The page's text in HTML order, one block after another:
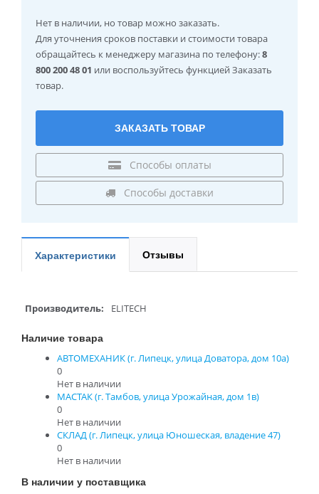
Нет в наличии, но товар можно заказать.
Для уточнения сроков поставки и стоимости товара
обращайтесь к менеджеру магазина по телефону:8
800 200 48 01 или воспользуйтесь функцией Заказать
товар.
ЗАКАЗАТЬ ТОВАР
Способы оплаты
Способы доставки
Характеристики Отзывы
Производитель: ELITECH
Наличие товара
АВТОМЕХАНИК (г. Липецк, улица Доватора, дом 10а)
0
Нет в наличии
МАСТАК (г. Тамбов, улица Урожайная, дом 1в)
0
Нет в наличии
СКЛАД (г. Липецк, улица Юношеская, владение 47)
0
Нет в наличии
В наличии у поставщика